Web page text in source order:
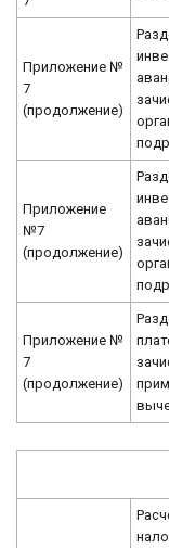
Приложение №
7
(продолжение)
Приложение
№7
(продолжение)
Приложение №
7
(продолжение)